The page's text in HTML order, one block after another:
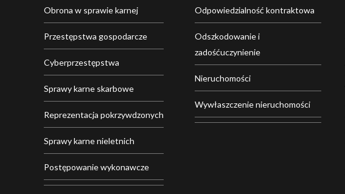
Obrona w sprawie karnej
Przestępstwa gospodarcze
Cyberprzestępstwa
Sprawy karne skarbowe
Reprezentacja pokrzywdzonych
Sprawy karne nieletnich
Postępowanie wykonawcze
Odpowiedzialność kontraktowa
Odszkodowanie i
zadośćuczynienie
Nieruchomości
Wywłaszczenie nieruchomości